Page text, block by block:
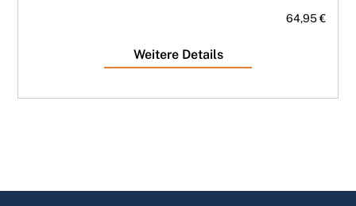
64,95 €
Weitere Details